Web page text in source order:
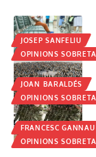
JOSEP SANFELIU
OPINIONS
JOAN BARALDÉS
OPINIONS
FRANCESC GANNAU
OPINIONS